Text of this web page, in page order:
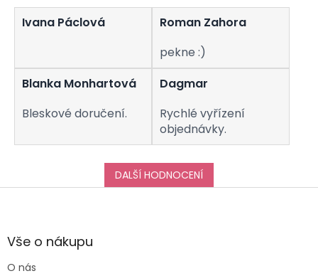
v
ý
i
s
u
Ivana Páclová
Roman Zahora
pekne :)
Blanka Monhartová
Bleskové doručení.
Dagmar
Rychlé vyřízení
objednávky.
DALŠÍ HODNOCENÍ
Z
aVše o nákupu
O nás